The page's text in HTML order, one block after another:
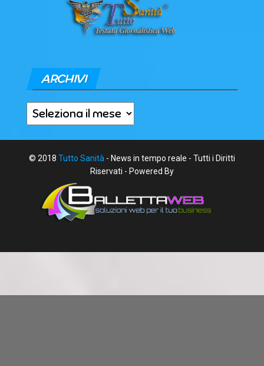
ARCHIVI
Archivi
© 2018 Tutto Sanità - News in tempo reale - Tutti i Diritti
Riservati - Powered By